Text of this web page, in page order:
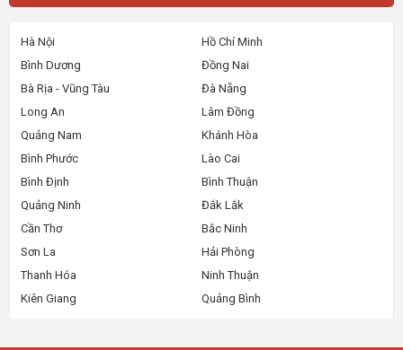
Hà Nội
Hồ Chí Minh
Bình Dương
Đồng Nai
Bà Rịa - Vũng Tàu
Đà Nẵng
Long An
Lâm Đồng
Quảng Nam
Khánh Hòa
Bình Phước
Lào Cai
Bình Định
Bình Thuận
Quảng Ninh
Đắk Lắk
Cần Thơ
Bắc Ninh
Sơn La
Hải Phòng
Thanh Hóa
Ninh Thuận
Kiên Giang
Quảng Bình